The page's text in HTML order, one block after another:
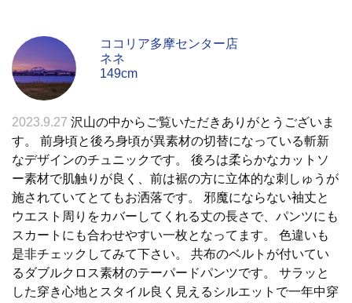
ココリア多摩センター店
ネネ
149cm
2023.9.27 沢山の中からご覧いただきありがとうございま
す。 前身頃と後ろ身頃が異素材の切替になっている斬新
なデザインのチュニックです。 後ろは柔らかなカットソ
ー素材で肌触りが良く、前は裾の方に立体的な刺しゅうが
施されていてとてもお洒落です。 邪魔にならない袖丈と
ウエスト周りをカバーしてくれる丈の長さで、パンツにも
スカートにも合わせやすい一枚となってます。 色違いも
是非チェックしてみて下さい。 共布のベルトが付いてい
るダブルクロス素材のテーパードパンツです。 サラッと
した穿き心地とスタイル良く見えるシルエットで一年中穿